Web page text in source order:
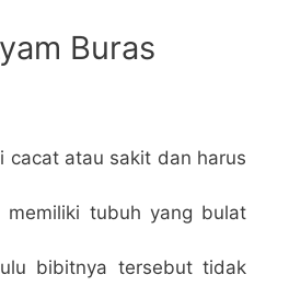
Buras
cacat atau sakit dan harus
memiliki tubuh yang bulat
bibitnya tersebut tidak